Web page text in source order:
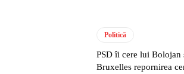
Politică
PSD îi cere lui Bolojan
Bruxelles repornirea